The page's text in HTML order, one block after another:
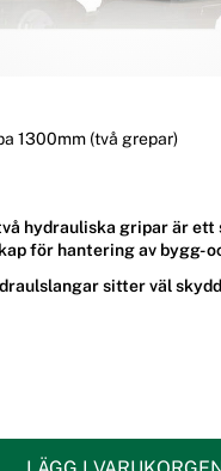
1300mm (två grepar)
hydrauliska gripar är
för hantering av bygg-
sitter väl